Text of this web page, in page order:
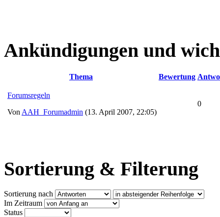
Ankündigungen und
Thema Bewertung
Forumsregeln
Von AAH_Forumadmin (13. April 2007, 22:05)
0
Sortierung & Filterung
Sortierung nach
Im Zeitraum
Status